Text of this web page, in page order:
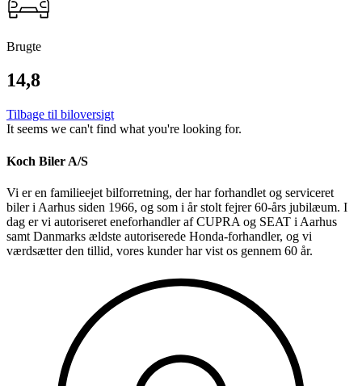
Brugte
14,8
Tilbage til biloversigt
It seems we can't find what you're looking for.
Koch Biler A/S
Vi er en familieejet bilforretning, der har forhandlet og serviceret
biler i Aarhus siden 1966, og som i år stolt fejrer 60-års jubilæum. I
dag er vi autoriseret eneforhandler af CUPRA og SEAT i Aarhus
samt Danmarks ældste autoriserede Honda-forhandler, og vi
værdsætter den tillid, vores kunder har vist os gennem 60 år.